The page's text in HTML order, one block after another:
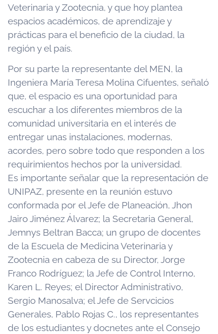
Veterinaria y Zootecnia, y que hoy plantea
espacios académicos, de aprendizaje y
prácticas para el beneficio de la ciudad, la
región y el país.
Por su parte la representante del MEN, la
Ingeniera María Teresa Molina Cifuentes, señaló
que, el espacio es una oportunidad para
escuchar a los diferentes miembros de la
comunidad universitaria en el interés de
entregar unas instalaciones, modernas,
acordes, pero sobre todo que responden a los
requirimientos hechos por la universidad.
Es importante señalar que la representación de
UNIPAZ, presente en la reunión estuvo
conformada por el Jefe de Planeación, Jhon
Jairo Jiménez Álvarez; la Secretaria General,
Jemnys Beltran Bacca; un grupo de docentes
de la Escuela de Medicina Veterinaria y
Zootecnia en cabeza de su Director, Jorge
Franco Rodríguez; la Jefe de Control Interno,
Karen L. Reyes; el Director Administrativo,
Sergio Manosalva; el Jefe de Servcicios
Generales, Pablo Rojas C., los representantes
de los estudiantes y docnetes ante el Consejo